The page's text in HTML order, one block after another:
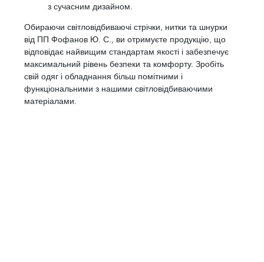
з сучасним дизайном.
Обираючи світловідбиваючі стрічки, нитки та шнурки
від ПП Фофанов Ю. С., ви отримуєте продукцію, що
відповідає найвищим стандартам якості і забезпечує
максимальний рівень безпеки та комфорту. Зробіть
свій одяг і обладнання більш помітними і
функціональними з нашими світловідбиваючими
матеріалами.